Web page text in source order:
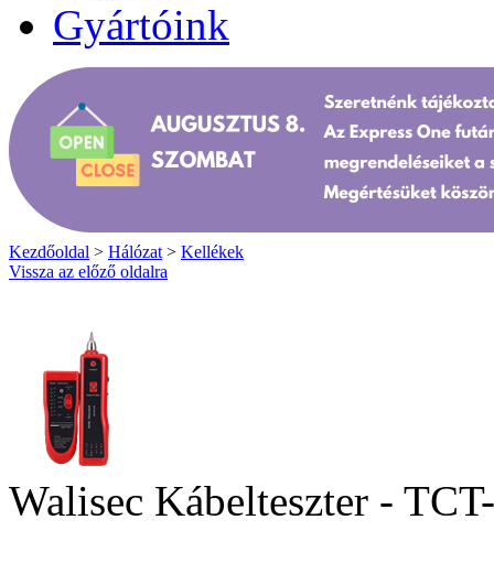
Gyártóink
Kezdőoldal > Hálózat > Kellékek
Vissza az előző oldalra
Walisec Kábelteszter -